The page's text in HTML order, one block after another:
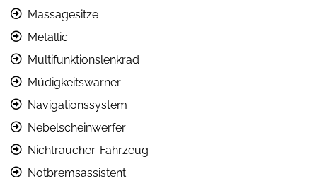
Massagesitze
Metallic
Multifunktionslenkrad
Müdigkeitswarner
Navigationssystem
Nebelscheinwerfer
Nichtraucher-Fahrzeug
Notbremsassistent